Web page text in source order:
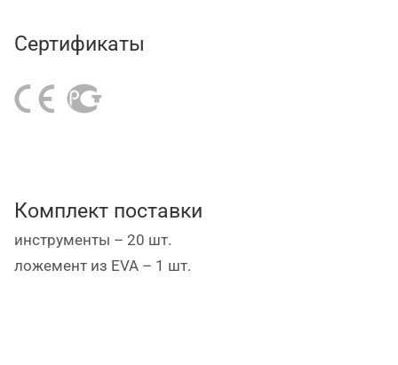
эластичностью
• материал EVA стойкий к воздействию масел и
растворителей
• материал EVA долговечный и износостойкий
Сертификаты
Комплект поставки
инструменты – 20 шт.
ложемент из EVA – 1 шт.